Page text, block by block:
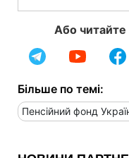
Або читайте
Більше по темі:
Пенсійний фонд